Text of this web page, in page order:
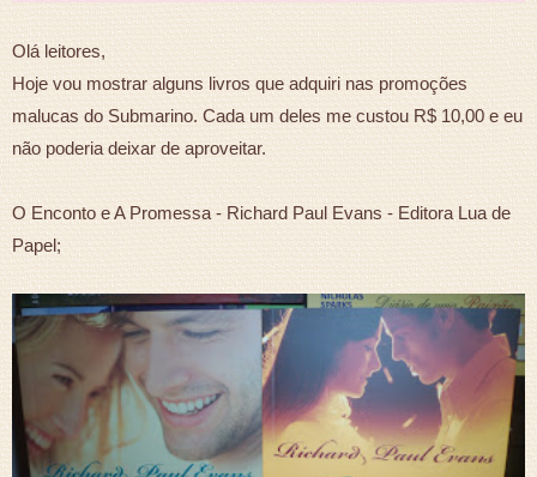
Olá leitores,
Hoje vou mostrar alguns livros que adquiri nas promoções
malucas do Submarino. Cada um deles me custou R$ 10,00 e eu
não poderia deixar de aproveitar.
O Enconto e A Promessa - Richard Paul Evans - Editora Lua de
Papel;